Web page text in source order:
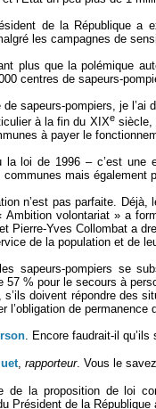
de la République a
les campagnes de
plus que la polémique
centres de sapeurs-
de sapeurs-pompiers, je
à la fin du XIXesiècle,
à payer le
loi de 1996 – c’est une
mais également
n’est pas parfaite.
volontariat » a
Pierre-Yves Collombat a
de la population et de
les sapeurs-pompiers se
57 % pour le secours à
doivent répondre des
l’obligation de permanence
. Encore faudrait-il qu’ils
, rapporteur. Vous le
de la proposition de loi
Président de la République